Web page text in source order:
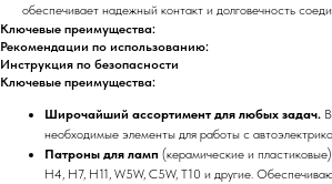
обеспечивает надежный контакт и долговечность
Ключевые преимущества:
Рекомендации по использованию:
Инструкция по безопасности
Ключевые преимущества:
Широчайший ассортимент для любых задач.
необходимые элементы для работы с
Патроны для ламп (керамические и
H4, H7, H11, W5W, C5W, T10 и другие.